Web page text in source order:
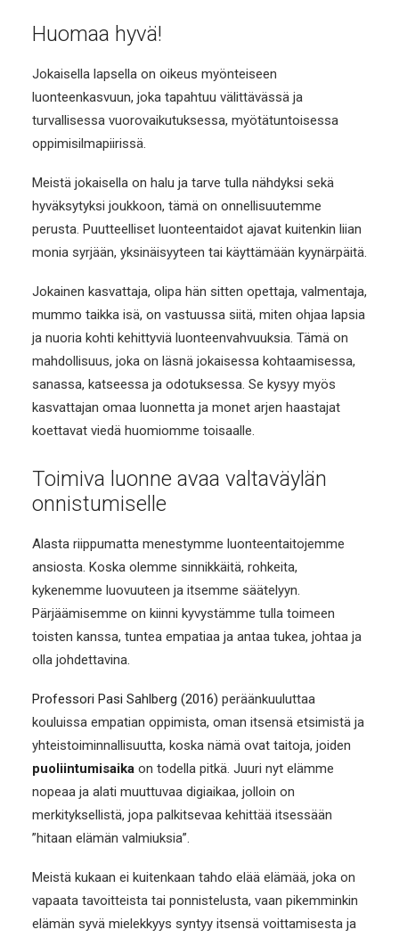
Huomaa hyvä!
Jokaisella lapsella on oikeus myönteiseen
luonteenkasvuun, joka tapahtuu välittävässä ja
turvallisessa vuorovaikutuksessa, myötätuntoisessa
oppimisilmapiirissä.
Meistä jokaisella on halu ja tarve tulla nähdyksi sekä
hyväksytyksi joukkoon, tämä on onnellisuutemme
perusta. Puutteelliset luonteentaidot ajavat kuitenkin liian
monia syrjään, yksinäisyyteen tai käyttämään kyynärpäitä.
Jokainen kasvattaja, olipa hän sitten opettaja, valmentaja,
mummo taikka isä, on vastuussa siitä, miten ohjaa lapsia
ja nuoria kohti kehittyviä luonteenvahvuuksia. Tämä on
mahdollisuus, joka on läsnä jokaisessa kohtaamisessa,
sanassa, katseessa ja odotuksessa. Se kysyy myös
kasvattajan omaa luonnetta ja monet arjen haastajat
koettavat viedä huomiomme toisaalle.
Toimiva luonne avaa valtaväylän
onnistumiselle
Alasta riippumatta menestymme luonteentaitojemme
ansiosta. Koska olemme sinnikkäitä, rohkeita,
kykenemme luovuuteen ja itsemme säätelyyn.
Pärjäämisemme on kiinni kyvystämme tulla toimeen
toisten kanssa, tuntea empatiaa ja antaa tukea, johtaa ja
olla johdettavina.
Professori Pasi Sahlberg (2016) peräänkuuluttaa
kouluissa empatian oppimista, oman itsensä etsimistä ja
yhteistoiminnallisuutta, koska nämä ovat taitoja, joiden
puoliintumisaika on todella pitkä. Juuri nyt elämme
nopeaa ja alati muuttuvaa digiaikaa, jolloin on
merkityksellistä, jopa palkitsevaa kehittää itsessään
”hitaan elämän valmiuksia”.
Meistä kukaan ei kuitenkaan tahdo elää elämää, joka on
vapaata tavoitteista tai ponnistelusta, vaan pikemminkin
elämän syvä mielekkyys syntyy itsensä voittamisesta ja